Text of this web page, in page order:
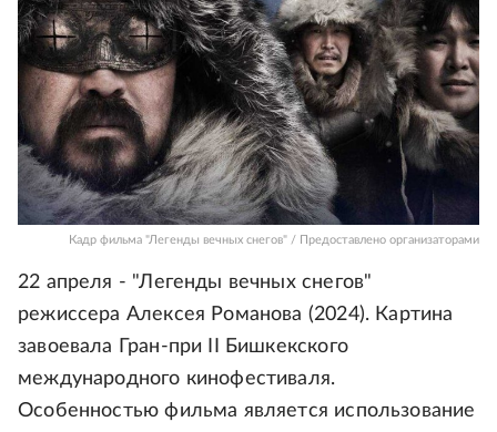
Кадр фильма "Легенды вечных снегов" / Предоставлено организаторами
22 апреля - "Легенды вечных снегов"
режиссера Алексея Романова (2024). Картина
завоевала Гран-при II Бишкекского
международного кинофестиваля.
Особенностью фильма является использование